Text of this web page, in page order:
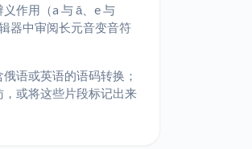
作用（a 与 ā、e 与
器中审阅长元音变音符
语或英语的语码转换；
或将这些片段标记出来